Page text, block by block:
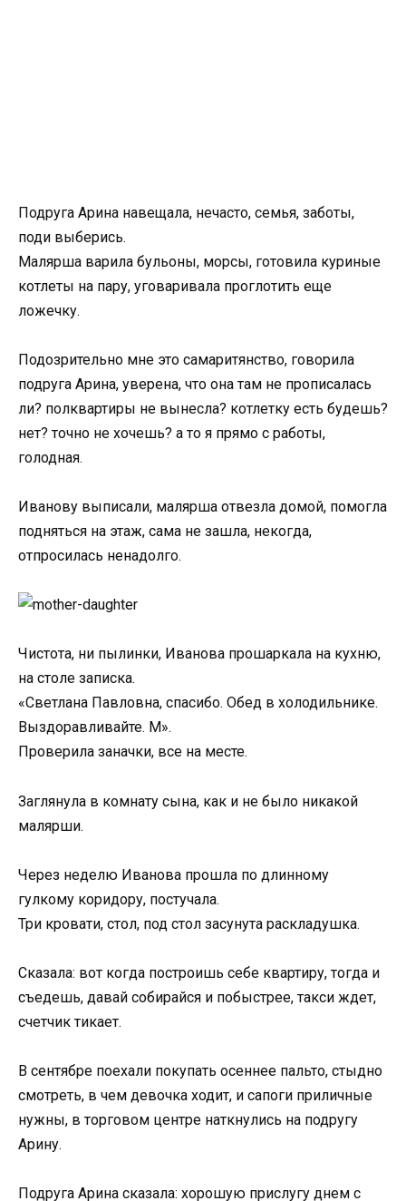
Подруга Арина навещала, нечасто, семья, заботы,
поди выберись.
Малярша варила бульоны, морсы, готовила куриные
котлеты на пару, уговаривала проглотить еще
ложечку.
Подозрительно мне это самаритянство, говорила
подруга Арина, уверена, что она там не прописалась
ли? полквартиры не вынесла? котлетку есть будешь?
нет? точно не хочешь? а то я прямо с работы,
голодная.
Иванову выписали, малярша отвезла домой, помогла
подняться на этаж, сама не зашла, некогда,
отпросилась ненадолго.
Чистота, ни пылинки, Иванова прошаркала на кухню,
на столе записка.
«Светлана Павловна, спасибо. Обед в холодильнике.
Выздоравливайте. М».
Проверила заначки, все на месте.
Заглянула в комнату сына, как и не было никакой
малярши.
Через неделю Иванова прошла по длинному
гулкому коридору, постучала.
Три кровати, стол, под стол засунута раскладушка.
Сказала: вот когда построишь себе квартиру, тогда и
съедешь, давай собирайся и побыстрее, такси ждет,
счетчик тикает.
В сентябре поехали покупать осеннее пальто, стыдно
смотреть, в чем девочка ходит, и сапоги приличные
нужны, в торговом центре наткнулись на подругу
Арину.
Подруга Арина сказала: хорошую прислугу днем с